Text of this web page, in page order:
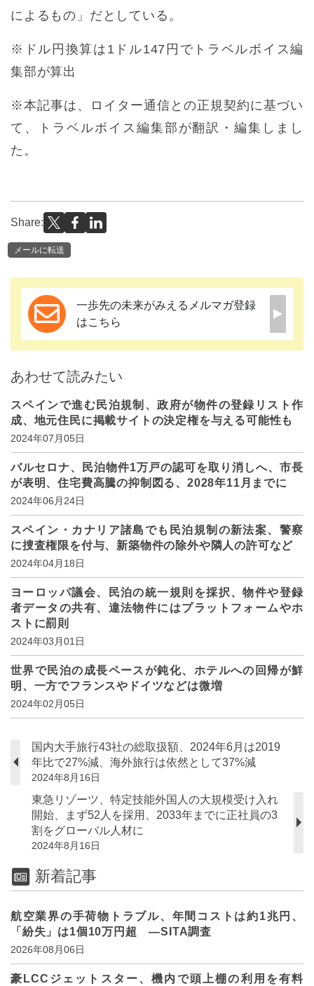
によるもの」だとしている。
※ドル円換算は1ドル147円でトラベルボイス編
集部が算出
※本記事は、ロイター通信との正規契約に基づい
て、トラベルボイス編集部が翻訳・編集しまし
た。
Share:
メールに転送
一歩先の未来がみえるメルマガ登録
はこちら
あわせて読みたい
スペインで進む民泊規制、政府が物件の登録リスト作
成、地元住民に掲載サイトの決定権を与える可能性も
2024年07月05日
バルセロナ、民泊物件1万戸の認可を取り消しへ、市長
が表明、住宅費高騰の抑制図る、2028年11月までに
2024年06月24日
スペイン・カナリア諸島でも民泊規制の新法案、警察
に捜査権限を付与、新築物件の除外や隣人の許可など
2024年04月18日
ヨーロッパ議会、民泊の統一規則を採択、物件や登録
者データの共有、違法物件にはプラットフォームやホ
ストに罰則
2024年03月01日
世界で民泊の成長ペースが鈍化、ホテルへの回帰が鮮
明、一方でフランスやドイツなどは微増
2024年02月05日
国内大手旅行43社の総取扱額、2024年6月は2019
年比で27%減、海外旅行は依然として37%減
2024年8月16日
東急リゾーツ、特定技能外国人の大規模受け入れ
開始、まず52人を採用、2033年までに正社員の3
割をグローバル人材に
2024年8月16日
新着記事
航空業界の手荷物トラブル、年間コストは約1兆円、
「紛失」は1個10万円超 ―SITA調査
2026年08月06日
豪LCCジェットスター、機内で頭上棚の利用を有料